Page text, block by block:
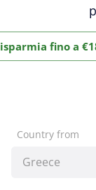
fino a
Country from